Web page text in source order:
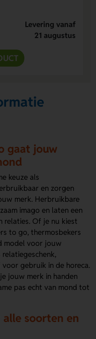
Levering vanaf
21 augustus
gaat jouw
keuze als
en zorgen
merk. Herbruikbare
imago en laten een
relaties. Of je nu kiest
to go, thermosbekers
model voor jouw
gebruik in de horeca.
jouw merk in handen
pas echt van mond tot
soorten en